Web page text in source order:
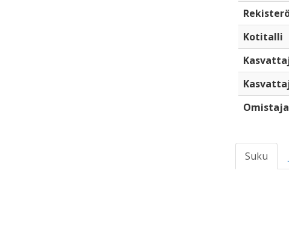
Kotitalli
Suku